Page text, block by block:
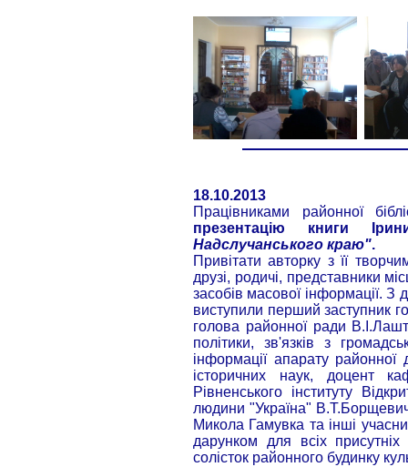
18.10.2013
Працівниками районної
презентацію книги
Hадслучанського краю".
Привітати авторку з її
друзі, родичі, представники
засобів масової інформації.
виступили перший заступник
голова районної ради
політики, зв'язків з
інформації апарату районної
історичних наук, доцент
Рівненського інституту
людини "Україна"
Микола Гамувка та інші
дарунком для всіх
солісток районного будинку